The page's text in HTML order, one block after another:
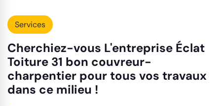
Services
Cherchiez-vous L'entreprise Éclat
Toiture 31 bon couvreur-
charpentier pour tous vos travaux
dans ce milieu !